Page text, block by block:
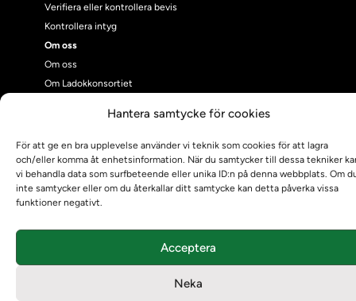
Hantera samtycke för cookies
För att ge en bra upplevelse använder vi teknik som cookies för att lagra
och/eller komma åt enhetsinformation. När du samtycker till dessa tekniker
vi behandla data som surfbeteende eller unika ID:n på denna webbplats. Om
inte samtycker eller om du återkallar ditt samtycke kan detta påverka vissa
funktioner negativt.
Acceptera
Neka
Verifiera eller kontrollera bevis
Kontrollera intyg
Om oss
Om oss
Om Ladokkonsortiet
Vision, strategi och produktplan
Teamens sammansättning och arbetet på Ladokkonsortiet
Användarkontakter
Ladokpodden
Policyer och dokument
Kontaktuppgifter till lärosätenas Ladoksupport